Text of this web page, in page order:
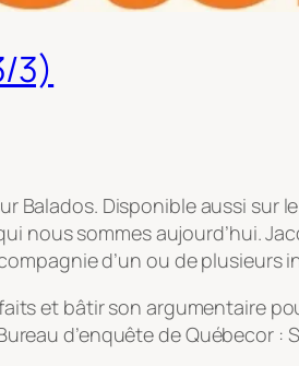
3)
Balados. Disponible aussi sur le
nous sommes aujourd’hui.
d’un ou de plusieurs
et bâtir son argumentaire
d’enquête de Québecor :